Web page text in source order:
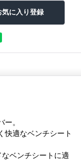
。
快適なベンチシート
ベンチシートに適